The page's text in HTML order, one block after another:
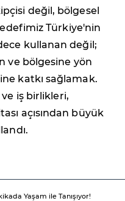
değil, bölgesel
Türkiye'nin
kullanan değil;
ve bölgesine yön
katkı sağlamak.
iş birlikleri,
açısından büyük
Yaşam ile Tanışıyor!